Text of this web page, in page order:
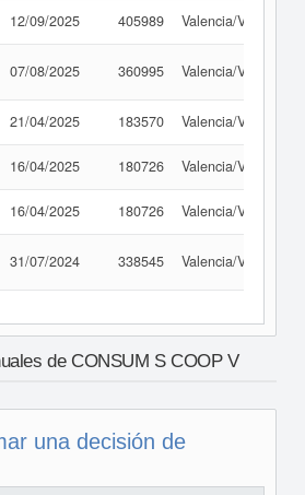
12/09/2025 405989 Valencia/València
07/08/2025 360995 Valencia/València
21/04/2025 183570 Valencia/València
16/04/2025 180726 Valencia/València
16/04/2025 180726 Valencia/València
31/07/2024 338545 Valencia/València
de CONSUM S COOP V
una decisión de